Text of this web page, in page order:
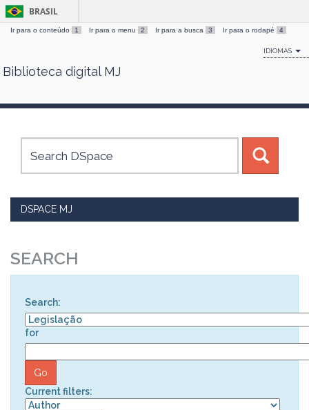
Skip
BRASIL
Ir para o conteúdo 1 Ir para o menu 2 Ir para a busca 3 Ir para o rodapé 4
IDIOMAS
Biblioteca digital MJ
DSPACE MJ
SEARCH
Search:
for
Current filters: